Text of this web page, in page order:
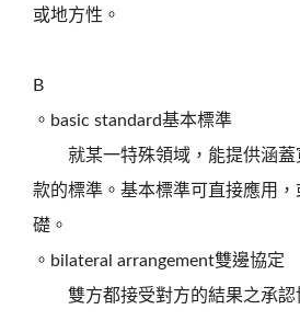
或地方性。
B
。basic standard基本標準
就某一特殊領域，能提供涵蓋
款的標準。基本標準可直接應用
礎。
。bilateral arrangement雙邊協定
雙方都接受對方的結果之承認